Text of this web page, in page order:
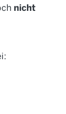
nicht